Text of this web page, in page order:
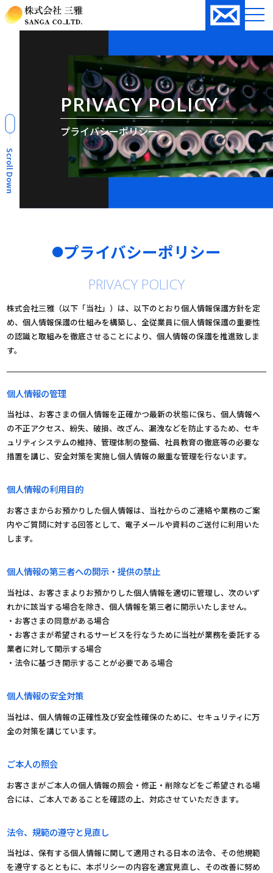
PRIVACY POLICY
プライバシーポリシー
Scroll Down
プライバシーポリシー
PRIVACY POLICY
株式会社三雅（以下「当社」）は、以下のとおり個人情報保護方針を定
め、個人情報保護の仕組みを構築し、全従業員に個人情報保護の重要性
の認識と取組みを徹底させることにより、個人情報の保護を推進致しま
す。
個人情報の管理
当社は、お客さまの個人情報を正確かつ最新の状態に保ち、個人情報へ
の不正アクセス、紛失、破損、改ざん、漏洩などを防止するため、セキ
ュリティシステムの維持、管理体制の整備、社員教育の徹底等の必要な
措置を講じ、安全対策を実施し個人情報の厳重な管理を行ないます。
個人情報の利用目的
お客さまからお預かりした個人情報は、当社からのご連絡や業務のご案
内やご質問に対する回答として、電子メールや資料のご送付に利用いた
します。
個人情報の第三者への開示・提供の禁止
当社は、お客さまよりお預かりした個人情報を適切に管理し、次のいず
れかに該当する場合を除き、個人情報を第三者に開示いたしません。
・お客さまの同意がある場合
・お客さまが希望されるサービスを行なうために当社が業務を委託する
業者に対して開示する場合
・法令に基づき開示することが必要である場合
個人情報の安全対策
当社は、個人情報の正確性及び安全性確保のために、セキュリティに万
全の対策を講じています。
ご本人の照会
お客さまがご本人の個人情報の照会・修正・削除などをご希望される場
合には、ご本人であることを確認の上、対応させていただきます。
法令、規範の遵守と見直し
当社は、保有する個人情報に関して適用される日本の法令、その他規範
を遵守するとともに、本ポリシーの内容を適宜見直し、その改善に努め